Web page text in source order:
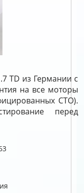
TD из Германии с
на все моторы
СТО).
перед